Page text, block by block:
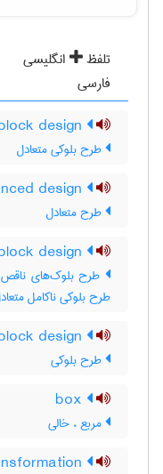
تلفظ
انگلیسی
فارسی
طرح بلوکی متعادل
طرح متعادل
طرح بلوک‌های ناقص
طرح بلوکی ناکامل
طرح بلوکی
مربع ، خالی